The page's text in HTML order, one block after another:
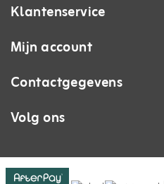
Klantenservice
Mijn account
Contactgegevens
Volg ons